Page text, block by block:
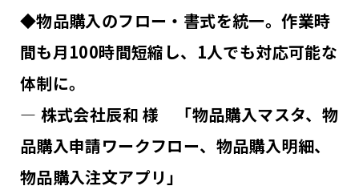
◆物品購入のフロー・書式を統一。作業時
間も月100時間短縮し、1人でも対応可能な
体制に。
― 株式会社辰和 様 「物品購入マスタ、物
品購入申請ワークフロー、物品購入明細、
物品購入注文アプリ」